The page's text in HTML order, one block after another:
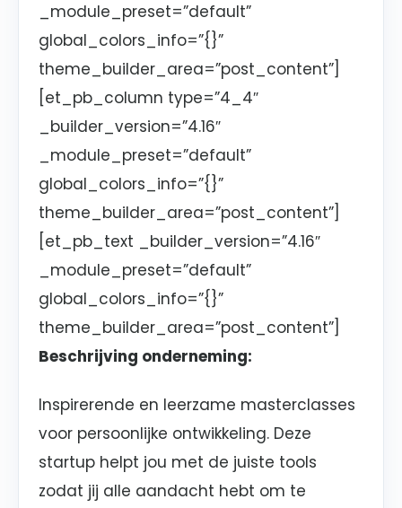
_module_preset=”default”
global_colors_info=”{}”
theme_builder_area=”post_content”]
[et_pb_column type=”4_4″
_builder_version=”4.16″
_module_preset=”default”
global_colors_info=”{}”
theme_builder_area=”post_content”]
[et_pb_text _builder_version=”4.16″
_module_preset=”default”
global_colors_info=”{}”
theme_builder_area=”post_content”]
Beschrijving onderneming:
Inspirerende en leerzame masterclasses
voor persoonlijke ontwikkeling. Deze
startup helpt jou met de juiste tools
zodat jij alle aandacht hebt om te